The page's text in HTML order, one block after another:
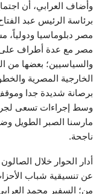
وأضاف العرابي، أن
برئاسة الرئيس عبد
مصر دبلوماسيا ودولياً،
مصر مع عدة أطراف على
والسياسيين؛ بعضها من
الخارجية المصرية
برصانة شديدة جدا
وسط إجراءات تسعى لجر
مارسنا الصبر الطويل
ناجحة.
أدار الحوار خلال
عن تنسيقية شباب
من؛ السفير محمد